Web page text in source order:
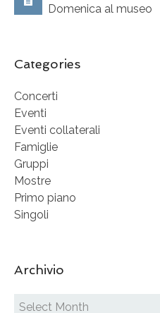
Domenica al museo
Categories
Concerti
Eventi
Eventi collaterali
Famiglie
Gruppi
Mostre
Primo piano
Singoli
Archivio